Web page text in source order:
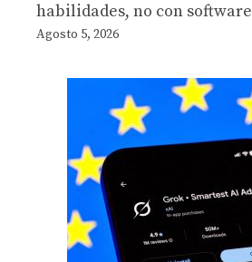
habilidades, no con software
Agosto 5, 2026